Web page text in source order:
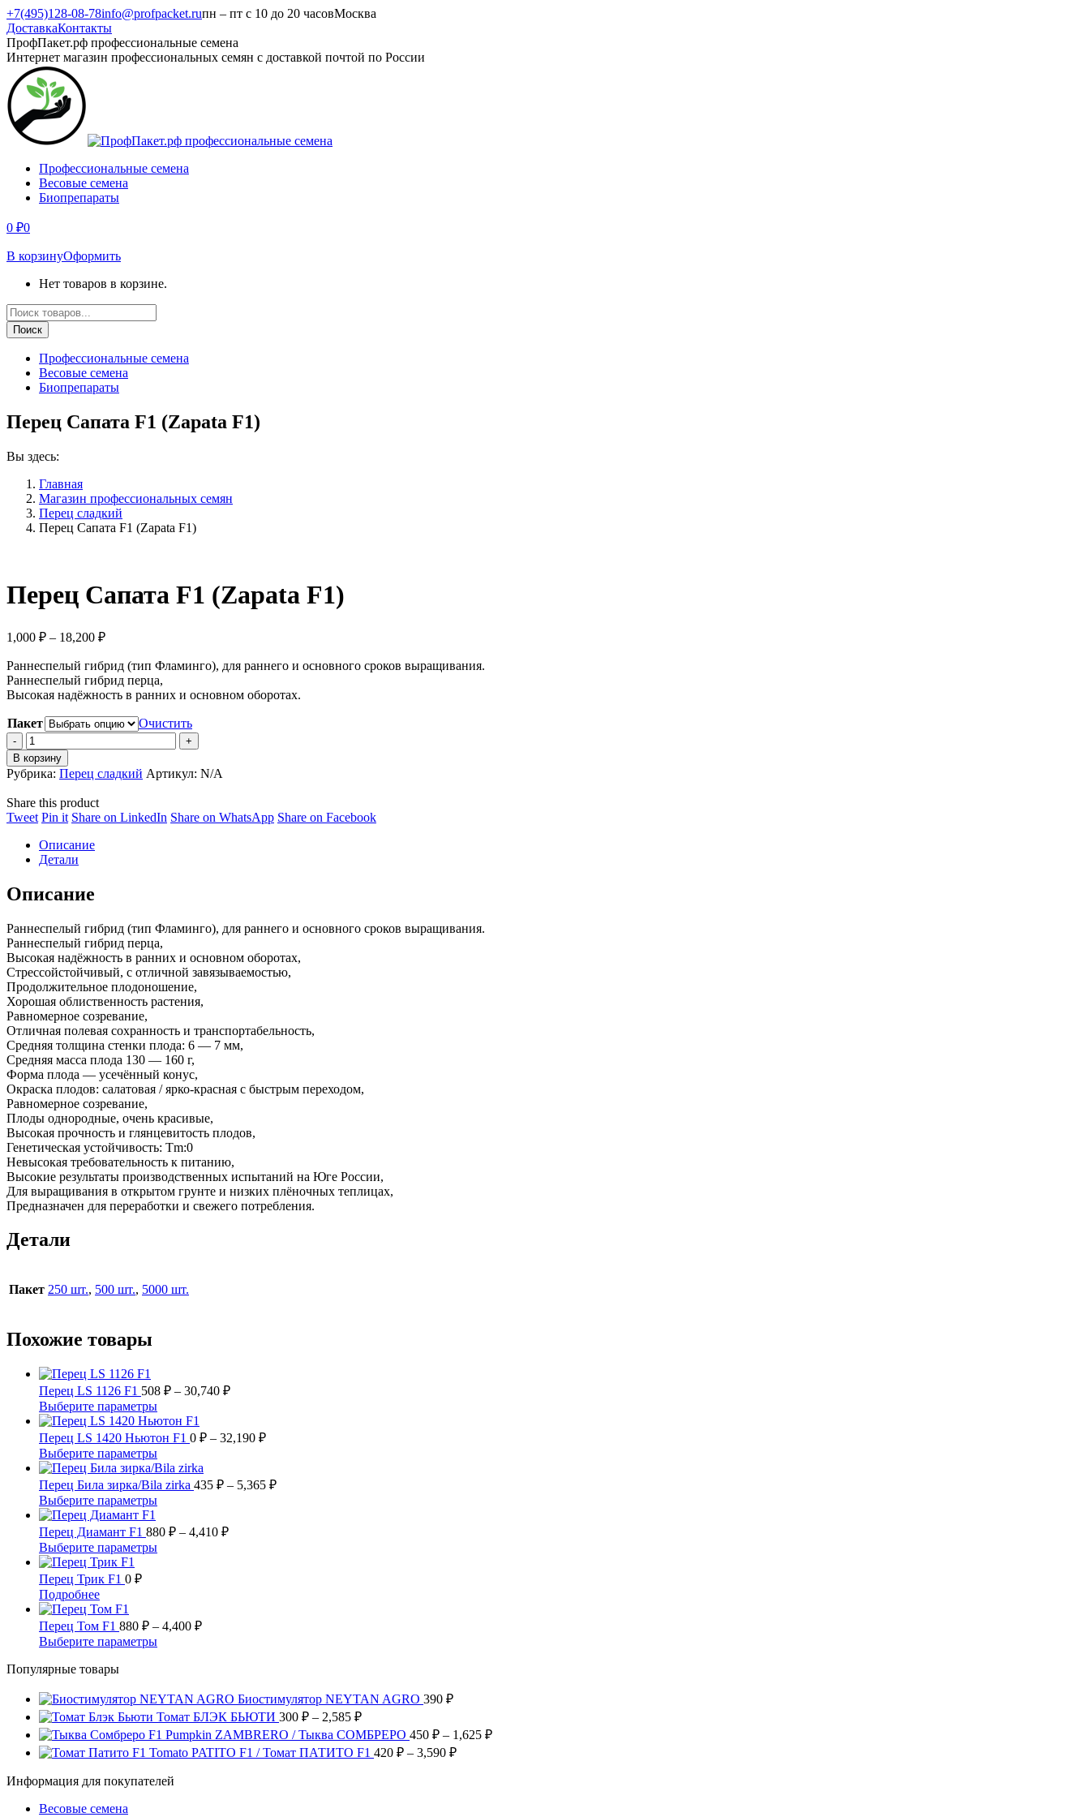
Перейти
к
содержанию
+7(495)128-08-78info@profpacket.ruпн – пт с 10 до 20 часовМосква
ДоставкаКонтакты
Facebook
page
opens
in
new
window
Одноклассники
page
opens
in
new
window
Instagram
page
opens
in
new
window
Вконтакте
page
opens
in
new
window
Viber
page
opens
in
new
window
Whatsapp
page
opens
in
new
window
ПрофПакет.рф профессиональные семена
Интернет магазин профессиональных семян с доставкой почтой по России
Профессиональные семена
Весовые семена
Биопрепараты
0 ₽0
В корзинуОформить
Нет товаров в корзине.
Поиск
товаров
Поиск
Профессиональные семена
Весовые семена
Биопрепараты
Перец Сапата F1 (Zapata F1)
Вы здесь:
Главная
Магазин профессиональных семян
Перец сладкий
Перец Сапата F1 (Zapata F1)
Перец Сапата F1 (Zapata F1)
1,000 ₽ – 18,200 ₽Диапазон
1,000 ₽
–
18,200 ₽
Раннеспелый гибрид (тип Фламинго), для раннего и основного сроков выращивания.
Раннеспелый гибрид перца,
Высокая надёжность в ранних и основном оборотах.
Пакет
Очистить
Перец
Сапата
F1
(Zapata
F1)
quantity
В корзину
Рубрика: Перец сладкий Артикул: N/A
Share this product
TweetShare
Twitter
Pin itShare
Pinterest
Share on LinkedIn Share
Share on WhatsAppShare
Share on FacebookShare
Описание
Детали
Описание
Раннеспелый гибрид (тип Фламинго), для раннего и основного сроков выращивания.
Раннеспелый гибрид перца,
Высокая надёжность в ранних и основном оборотах,
Стрессойстойчивый, с отличной завязываемостью,
Продолжительное плодоношение,
Хорошая облиственность растения,
Равномерное созревание,
Отличная полевая сохранность и транспортабельность,
Средняя толщина стенки плода: 6 — 7 мм,
Средняя масса плода 130 — 160 г,
Форма плода — усечённый конус,
Окраска плодов: салатовая / ярко-красная с быстрым переходом,
Равномерное созревание,
Плоды однородные, очень красивые,
Высокая прочность и глянцевитость плодов,
Генетическая устойчивость: Tm:0
Невысокая требовательность к питанию,
Высокие результаты производственных испытаний на Юге России,
Для выращивания в открытом грунте и низких плёночных теплицах,
Предназначен для переработки и свежего потребления.
Детали
Пакет 250 шт., 500 шт., 5000 шт.
Похожие товары
Перец LS 1126 F1 508 ₽ – 30,740 ₽Диапазон
–
Выберите параметрыЭтот
товар
имеет
несколько
вариаций.
Опции
можно
выбрать
странице
товара.
Перец LS 1420 Ньютон F1 0 ₽ – 32,190 ₽Диапазон
–
Выберите параметрыЭтот
товар
имеет
несколько
вариаций.
Опции
можно
выбрать
Перец Била зирка/Bila zirka 435 ₽ – 5,365 ₽Диапазон
Выберите параметрыЭтот
имеет
несколько
вариаций.
странице
товара.
Перец Диамант F1 880 ₽ – 4,410 ₽Диапазон
Выберите параметрыЭтот
Опции
можно
выбрать
товара.
Перец Трик F1 0 ₽
ПодробнееЭтот
товар
имеет
несколько
вариаций.
Опции
выбрать
на
странице
товара.
Перец Том F1 880 ₽ – 4,400 ₽Диапазон
Выберите параметрыЭтот
вариаций.
Опции
можно
выбрать
на
товара.
Популярные товары
Биостимулятор NEYTAN AGRO 390 ₽
Томат БЛЭК БЬЮТИ 300 ₽ – 2,585 ₽Диапазон
цен:
300 ₽
–
Pumpkin ZAMBRERO / Тыква СОМБРЕРО 450 ₽ – 1,625 ₽Диапазон
Tomato PATITO F1 / Томат ПАТИТО F1 420 ₽ – 3,590 ₽Диапазон
Информация для покупателей
Весовые семена